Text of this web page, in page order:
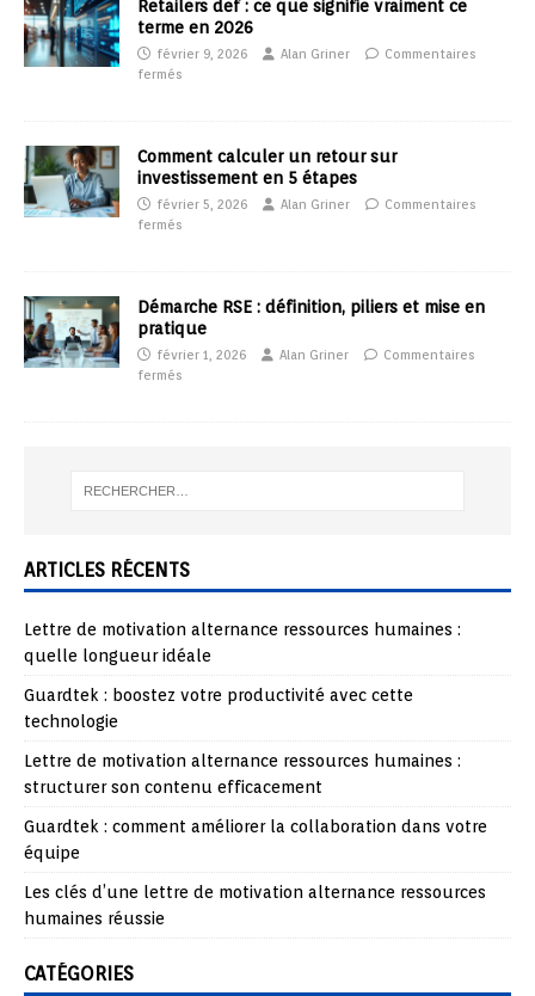
Retailers def : ce que signifie vraiment ce
terme en 2026
février 9, 2026 Alan Griner
Commentaires
fermés
Comment calculer un retour sur
investissement en 5 étapes
février 5, 2026 Alan Griner
Commentaires
fermés
Démarche RSE : définition, piliers et mise en
pratique
février 1, 2026 Alan Griner
Commentaires
fermés
ARTICLES RÉCENTS
Lettre de motivation alternance ressources humaines :
quelle longueur idéale
Guardtek : boostez votre productivité avec cette
technologie
Lettre de motivation alternance ressources humaines :
structurer son contenu efficacement
Guardtek : comment améliorer la collaboration dans votre
équipe
Les clés d’une lettre de motivation alternance ressources
humaines réussie
CATÉGORIES